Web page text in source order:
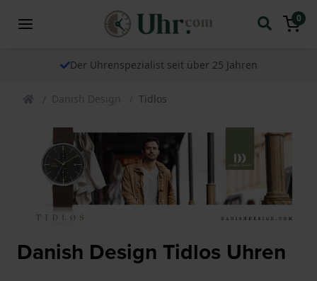
0
Der Uhrenspezialist seit über 25 Jahren
Danish Design Tidlos
Danish Design Tidlos Uhren